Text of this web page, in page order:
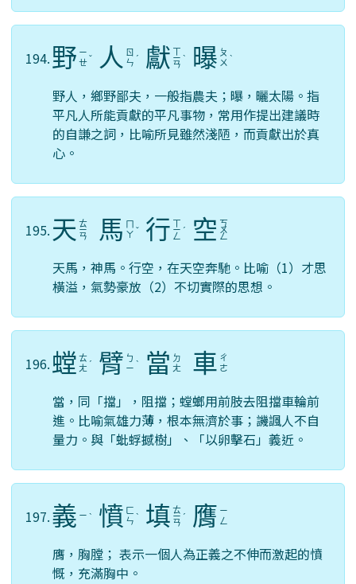
194. 野 ㄧ
ㄝˇ 人 ㄖ
ㄣ ˊ 獻 ㄒ
ㄧ
ㄢ
ˋ 曝 ㄆ
ㄨ ˋ
野人，鄉野鄙夫，一般指農夫；曝，曬太陽。指
平凡人所能貢獻的平凡事物，常用作提出建議時
的自謙之詞，比喻所見雖然淺陋，而貢獻出於真
心。
195. 天 ㄊ
ㄧ
ㄢ 馬 ㄇ
ㄚ ˇ 行 ㄒ
ㄧ
ㄥ
ˊ 空 ㄎ
ㄨ
ㄥ
天馬，神馬。行空，在天空奔馳。比喻（1）才思
橫溢，氣勢豪放（2）不切實際的思想。
196.螳 ㄊ
ㄤ ˊ 臂 ㄅ
ㄧ ˋ 當 ㄉ
ㄤ
車 ㄔ
ㄜ
當，同「擋」，阻擋；螳螂用前肢去阻擋車輪前
進。比喻氣雄力薄，根本無濟於事；譏諷人不自
量力。與「蚍蜉撼樹」、「以卵擊石」義近。
197.義 ㄧ ˋ 憤 ㄈ
ㄣ ˋ 填 ㄊ
ㄧ
ㄢ
ˊ 膺 ㄧ
ㄥ
膺，胸膛； 表示一個人為正義之不伸而激起的憤
慨，充滿胸中。